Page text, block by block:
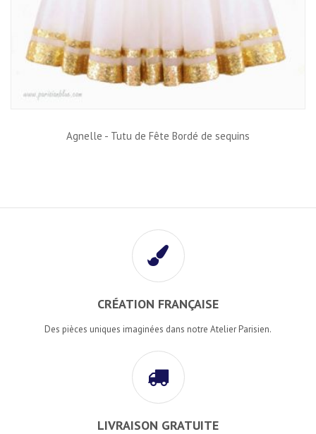
Agnelle - Tutu de Fête Bordé de sequins
CRÉATION FRANÇAISE
Des pièces uniques imaginées dans notre Atelier Parisien.
LIVRAISON GRATUITE